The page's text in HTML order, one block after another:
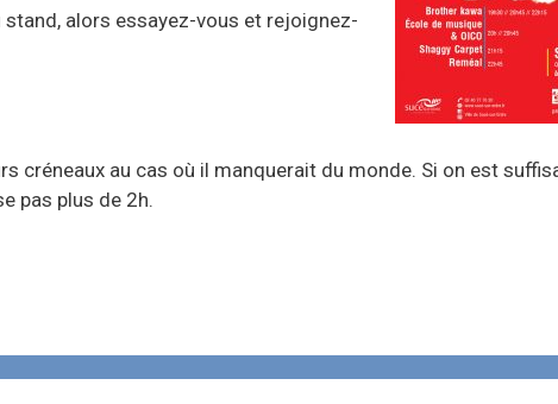
alors essayez-vous et rejoignez-
créneaux au cas où il manquerait du monde. Si on est
pas plus de 2h.